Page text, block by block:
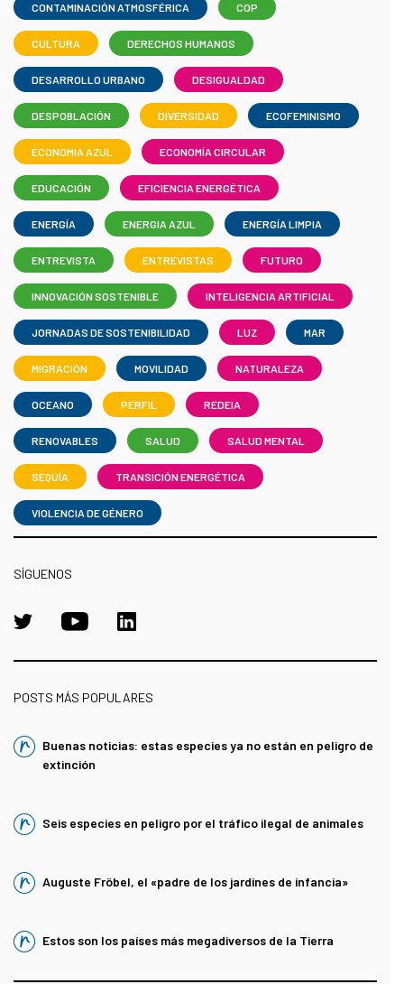
CONTAMINACIÓN ATMOSFÉRICA COP
CULTURA DERECHOS HUMANOS
DESARROLLO URBANO DESIGUALDAD
DESPOBLACIÓN DIVERSIDAD ECOFEMINISMO
ECONOMIA AZUL ECONOMÍA CIRCULAR
EDUCACIÓN EFICIENCIA ENERGÉTICA
ENERGÍA ENERGIA AZUL ENERGÍA LIMPIA
ENTREVISTA ENTREVISTAS FUTURO
INNOVACIÓN SOSTENIBLE INTELIGENCIA ARTIFICIAL
JORNADAS DE SOSTENIBILIDAD LUZ MAR
MIGRACIÓN MOVILIDAD NATURALEZA
OCEANO PERFIL REDEIA
RENOVABLES SALUD SALUD MENTAL
SEQUÍA TRANSICIÓN ENERGÉTICA
VIOLENCIA DE GÉNERO
SÍGUENOS
POSTS MÁS POPULARES
Buenas noticias: estas especies ya no están en peligro de
extinción
Seis especies en peligro por el tráfico ilegal de animales
Auguste Fröbel, el «padre de los jardines de infancia»
Estos son los países más megadiversos de la Tierra